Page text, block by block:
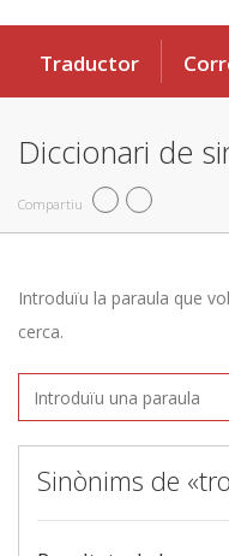
Traductor
Diccionari de
Compartiu
Introduïu la paraula que
cerca.
Sinònims de